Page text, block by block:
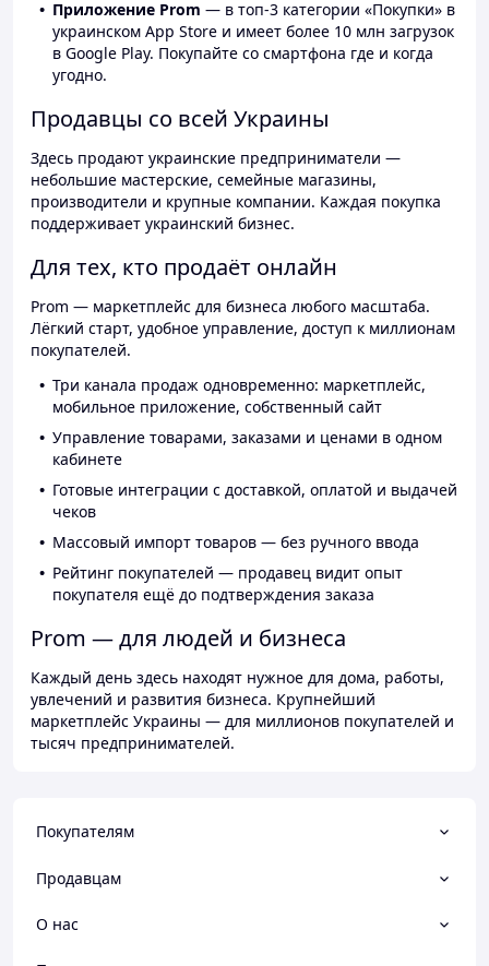
Приложение Prom — в топ-3 категории «Покупки» в
украинском App Store и имеет более 10 млн загрузок
в Google Play. Покупайте со смартфона где и когда
угодно.
Продавцы со всей Украины
Здесь продают украинские предприниматели —
небольшие мастерские, семейные магазины,
производители и крупные компании. Каждая покупка
поддерживает украинский бизнес.
Для тех, кто продаёт онлайн
Prom — маркетплейс для бизнеса любого масштаба.
Лёгкий старт, удобное управление, доступ к миллионам
покупателей.
Три канала продаж одновременно: маркетплейс,
мобильное приложение, собственный сайт
Управление товарами, заказами и ценами в одном
кабинете
Готовые интеграции с доставкой, оплатой и выдачей
чеков
Массовый импорт товаров — без ручного ввода
Рейтинг покупателей — продавец видит опыт
покупателя ещё до подтверждения заказа
Prom — для людей и бизнеса
Каждый день здесь находят нужное для дома, работы,
увлечений и развития бизнеса. Крупнейший
маркетплейс Украины — для миллионов покупателей и
тысяч предпринимателей.
Покупателям
Продавцам
О нас